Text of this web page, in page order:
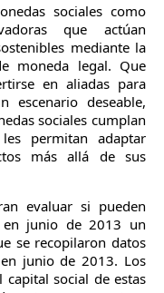
sociales como
que actúan
mediante la
moneda legal. Que
en aliadas para
escenario deseable,
sociales cumplan
permitan adaptar
más allá de sus
evaluar si pueden
en junio de 2013 un
se recopilaron datos
junio de 2013. Los
social de estas